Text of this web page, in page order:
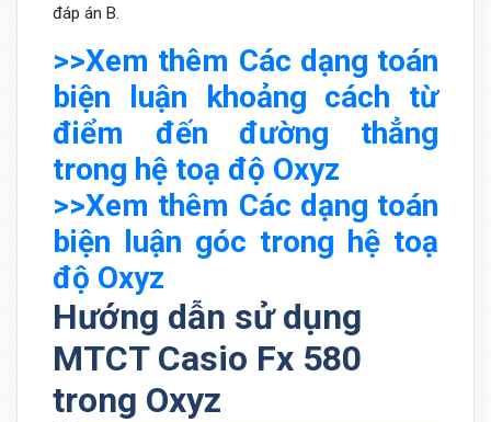
đáp án B.
>>Xem thêm Các dạng toán
biện luận khoảng cách từ
điểm đến đường thẳng
trong hệ toạ độ Oxyz
>>Xem thêm Các dạng toán
biện luận góc trong hệ toạ
độ Oxyz
Hướng dẫn sử dụng
MTCT Casio Fx 580
trong Oxyz